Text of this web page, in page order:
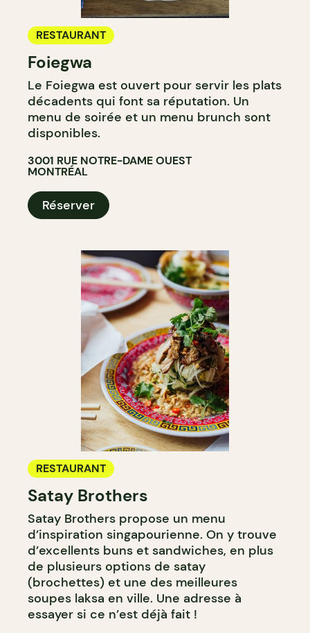
RESTAURANT
Foiegwa
Le Foiegwa est ouvert pour servir les plats
décadents qui font sa réputation. Un
menu de soirée et un menu brunch sont
disponibles.
3001 RUE NOTRE-DAME OUEST
MONTRÉAL
Réserver
RESTAURANT
Satay Brothers
Satay Brothers propose un menu
d’inspiration singapourienne. On y trouve
d’excellents buns et sandwiches, en plus
de plusieurs options de satay
(brochettes) et une des meilleures
soupes laksa en ville. Une adresse à
essayer si ce n’est déjà fait !